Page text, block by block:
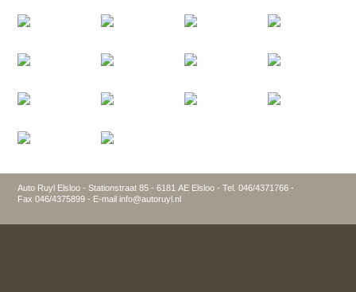
Auto Ruyl Elsloo - Stationstraat 85 - 6181 AE Elsloo - Tel. 046/4371766 -
Fax 046/4375899 - E-mail info@autoruyl.nl